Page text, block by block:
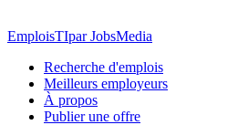
EmploisTIpar JobsMedia
Recherche d'emplois
Meilleurs employeurs
À propos
Publier une offre